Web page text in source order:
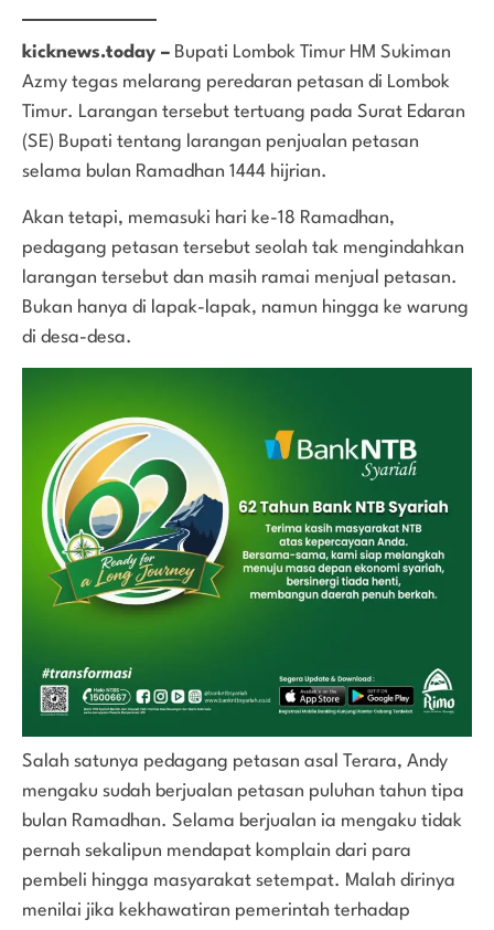
kicknews.today – Bupati Lombok Timur HM Sukiman
Azmy tegas melarang peredaran petasan di Lombok
Timur. Larangan tersebut tertuang pada Surat Edaran
(SE) Bupati tentang larangan penjualan petasan
selama bulan Ramadhan 1444 hijrian.
Akan tetapi, memasuki hari ke-18 Ramadhan,
pedagang petasan tersebut seolah tak mengindahkan
larangan tersebut dan masih ramai menjual petasan.
Bukan hanya di lapak-lapak, namun hingga ke warung
di desa-desa.
Salah satunya pedagang petasan asal Terara, Andy
mengaku sudah berjualan petasan puluhan tahun tipa
bulan Ramadhan. Selama berjualan ia mengaku tidak
pernah sekalipun mendapat komplain dari para
pembeli hingga masyarakat setempat. Malah dirinya
menilai jika kekhawatiran pemerintah terhadap